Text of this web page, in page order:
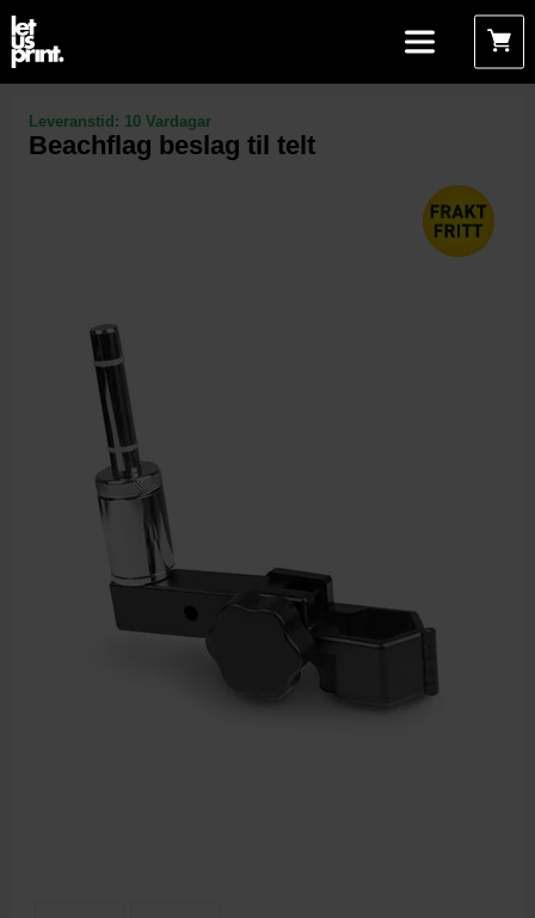
Leveranstid: 10 Vardagar
Beachflag beslag til telt